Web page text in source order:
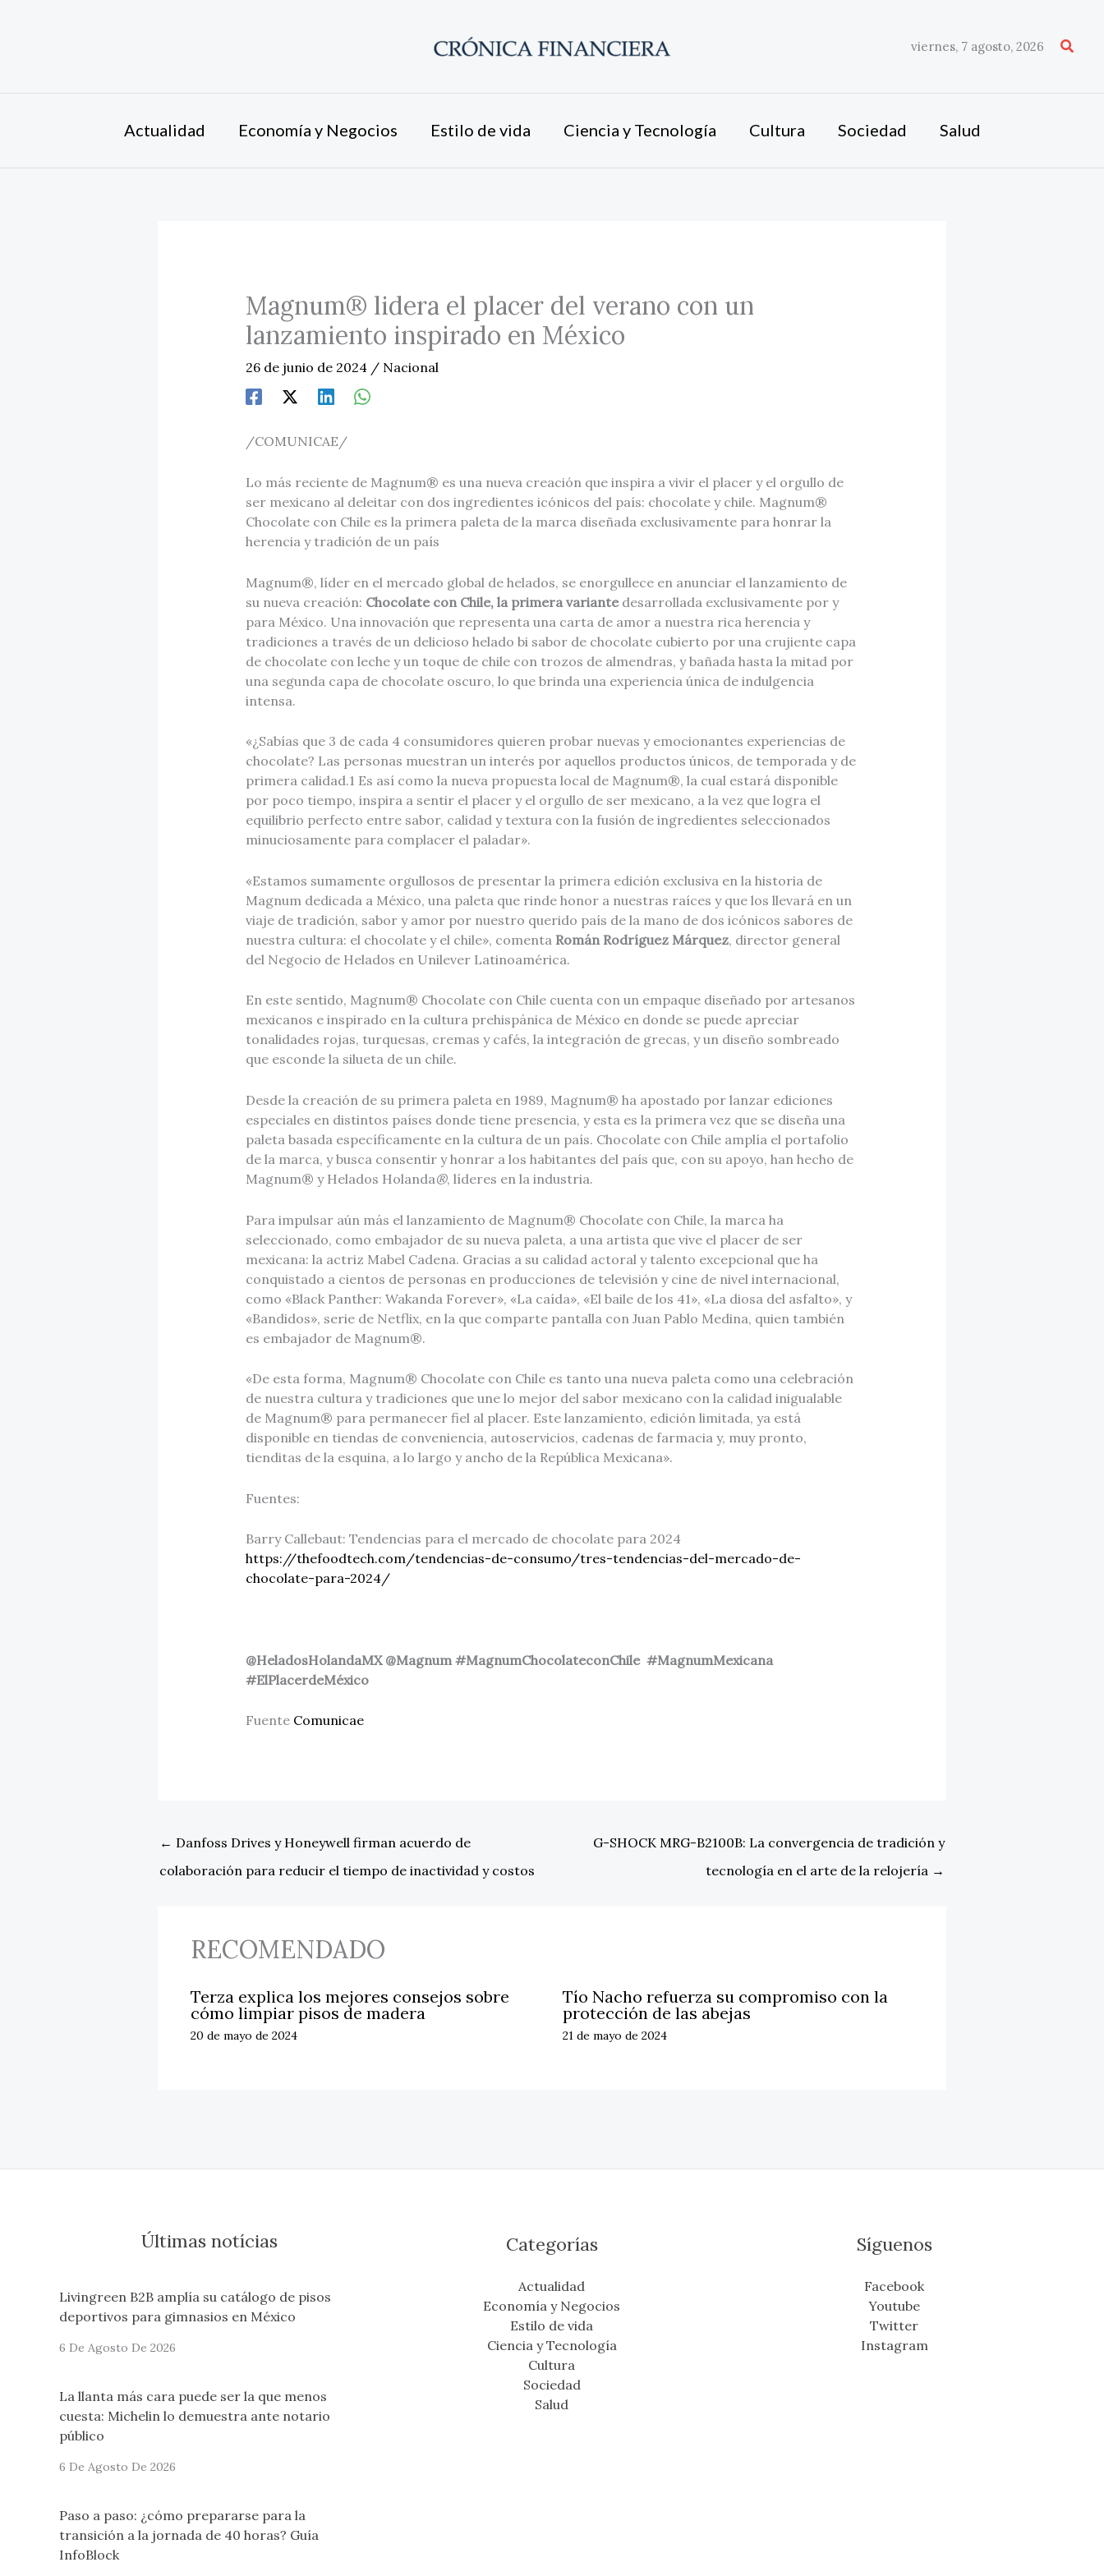
viernes, 7 agosto, 2026
Actualidad Economía y Negocios Estilo de vida Ciencia y Tecnología Cultura Sociedad Salud
Magnum® lidera el placer del verano con un
lanzamiento inspirado en México
26 de junio de 2024 / Nacional
/COMUNICAE/
Lo más reciente de Magnum® es una nueva creación que inspira a vivir el placer y el orgullo de
ser mexicano al deleitar con dos ingredientes icónicos del país: chocolate y chile. Magnum®
Chocolate con Chile es la primera paleta de la marca diseñada exclusivamente para honrar la
herencia y tradición de un país
Magnum®, líder en el mercado global de helados, se enorgullece en anunciar el lanzamiento de
su nueva creación: Chocolate con Chile, la primera variante desarrollada exclusivamente por y
para México. Una innovación que representa una carta de amor a nuestra rica herencia y
tradiciones a través de un delicioso helado bi sabor de chocolate cubierto por una crujiente capa
de chocolate con leche y un toque de chile con trozos de almendras, y bañada hasta la mitad por
una segunda capa de chocolate oscuro, lo que brinda una experiencia única de indulgencia
intensa.
«¿Sabías que 3 de cada 4 consumidores quieren probar nuevas y emocionantes experiencias de
chocolate? Las personas muestran un interés por aquellos productos únicos, de temporada y de
primera calidad.1 Es así como la nueva propuesta local de Magnum®, la cual estará disponible
por poco tiempo, inspira a sentir el placer y el orgullo de ser mexicano, a la vez que logra el
equilibrio perfecto entre sabor, calidad y textura con la fusión de ingredientes seleccionados
minuciosamente para complacer el paladar».
«Estamos sumamente orgullosos de presentar la primera edición exclusiva en la historia de
Magnum dedicada a México, una paleta que rinde honor a nuestras raíces y que los llevará en un
viaje de tradición, sabor y amor por nuestro querido país de la mano de dos icónicos sabores de
nuestra cultura: el chocolate y el chile», comenta Román Rodríguez Márquez, director general
del Negocio de Helados en Unilever Latinoamérica.
En este sentido, Magnum® Chocolate con Chile cuenta con un empaque diseñado por artesanos
mexicanos e inspirado en la cultura prehispánica de México en donde se puede apreciar
tonalidades rojas, turquesas, cremas y cafés, la integración de grecas, y un diseño sombreado
que esconde la silueta de un chile.
Desde la creación de su primera paleta en 1989, Magnum® ha apostado por lanzar ediciones
especiales en distintos países donde tiene presencia, y esta es la primera vez que se diseña una
paleta basada específicamente en la cultura de un país. Chocolate con Chile amplía el portafolio
de la marca, y busca consentir y honrar a los habitantes del país que, con su apoyo, han hecho de
Magnum® y Helados Holanda®, líderes en la industria.
Para impulsar aún más el lanzamiento de Magnum® Chocolate con Chile, la marca ha
seleccionado, como embajador de su nueva paleta, a una artista que vive el placer de ser
mexicana: la actriz Mabel Cadena. Gracias a su calidad actoral y talento excepcional que ha
conquistado a cientos de personas en producciones de televisión y cine de nivel internacional,
como «Black Panther: Wakanda Forever», «La caída», «El baile de los 41», «La diosa del asfalto», y
«Bandidos», serie de Netflix, en la que comparte pantalla con Juan Pablo Medina, quien también
es embajador de Magnum®.
«De esta forma, Magnum® Chocolate con Chile es tanto una nueva paleta como una celebración
de nuestra cultura y tradiciones que une lo mejor del sabor mexicano con la calidad inigualable
de Magnum® para permanecer fiel al placer. Este lanzamiento, edición limitada, ya está
disponible en tiendas de conveniencia, autoservicios, cadenas de farmacia y, muy pronto,
tienditas de la esquina, a lo largo y ancho de la República Mexicana».
Fuentes:
Barry Callebaut: Tendencias para el mercado de chocolate para 2024
https://thefoodtech.com/tendencias-de-consumo/tres-tendencias-del-mercado-de-
chocolate-para-2024/
@HeladosHolandaMX @Magnum #MagnumChocolateconChile #MagnumMexicana
#ElPlacerdeMéxico
Fuente Comunicae
← Danfoss Drives y Honeywell firman acuerdo de
colaboración para reducir el tiempo de inactividad y costos
G-SHOCK MRG-B2100B: La convergencia de tradición y
tecnología en el arte de la relojería →
RECOMENDADO
Terza explica los mejores consejos sobre
cómo limpiar pisos de madera
20 de mayo de 2024
Tío Nacho refuerza su compromiso con la
protección de las abejas
21 de mayo de 2024
Últimas notícias
Livingreen B2B amplía su catálogo de pisos
deportivos para gimnasios en México
6 De Agosto De 2026
La llanta más cara puede ser la que menos
cuesta: Michelin lo demuestra ante notario
público
6 De Agosto De 2026
Paso a paso: ¿cómo prepararse para la
transición a la jornada de 40 horas? Guía
InfoBlock
Categorías
Actualidad
Economía y Negocios
Estilo de vida
Ciencia y Tecnología
Cultura
Sociedad
Salud
Síguenos
Facebook
Youtube
Twitter
Instagram